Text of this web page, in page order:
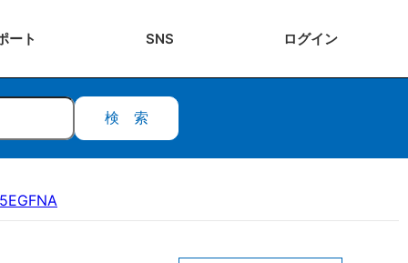
ート SNS ログイン
検索